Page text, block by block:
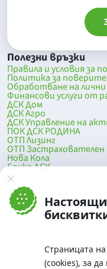
Страницата на
(cookies), за
Полезни връзки
Правила и условия за
Политика за
Обработване на
Финансови услуги от
ДСК Дом
ДСК Агро
ДСК Управление на
ПОК ДСК РОДИНА
ОТП Лизинг
ОТП Застрахователен
Нова Кола
Банка ДСК
DSK Mobile
Оферти за продажба
Клонова мрежа и
До началото на